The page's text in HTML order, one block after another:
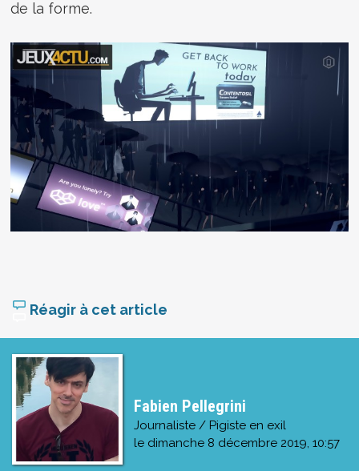
de la forme.
Réagir à cet article
Fabien Pellegrini
Journaliste / Pigiste en exil
le dimanche 8 décembre 2019, 10:57